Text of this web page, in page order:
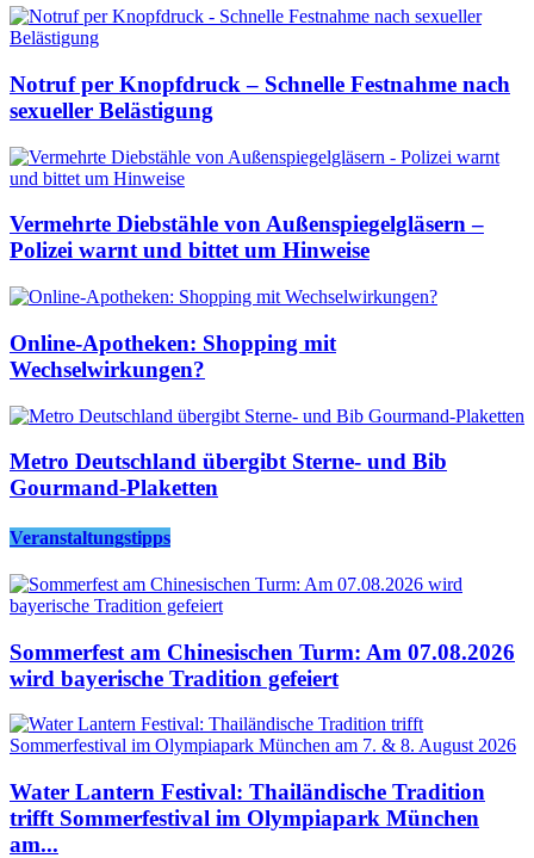
Notruf per Knopfdruck – Schnelle Festnahme nach
sexueller Belästigung
Vermehrte Diebstähle von Außenspiegelgläsern –
Polizei warnt und bittet um Hinweise
Online-Apotheken: Shopping mit
Wechselwirkungen?
Metro Deutschland übergibt Sterne- und Bib
Gourmand-Plaketten
Veranstaltungstipps
Sommerfest am Chinesischen Turm: Am 07.08.2026
wird bayerische Tradition gefeiert
Water Lantern Festival: Thailändische Tradition
trifft Sommerfestival im Olympiapark München
am...